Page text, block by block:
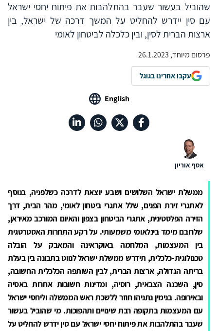
שהוביל בעשור שעבר בהתלהבות את פיתוח יחסי ישראל
עם סין יידרש להחליט על המשך דרכה של ישראל, בין
ארצות הברית לסין, ובין כלכלה לביטחון לאומי
פרסום מיוחד, 26.1.2023
עקבו אחרינו בגוגל
English
אסף אוריון
ממשלת ישראל השלושים ושבע יוצאת לדרכה כשלפניה, בנוסף
לאתגרי זירת הפנים, שלל אתגרי ביטחון לאומי, מהר הבית, דרך
הזירה הפלסטינית, אתגרי הביטחון בצפון והאיום המורכב מאיראן,
שלרובם מימד בינלאומי משמעותי. על רקע התחרות האסטרטגית
בין המעצמות, המלחמה באוקראינה והמאבק על הובלה
טכנולוגית-כלכלית, תידרש ממשלת ישראל לנווט בתבונה בין בעלת
בריתה הגדולה, ארצות הברית, לבין השותפה הכלכלית החשובה,
סין, השכנה הצבאית, רוסיה, ומדינות חשובות אחרות באסיה
ובאירופה. בנימין נתניהו חוזר ללשכת ראש הממשלה וליחסי ישראל
עם המעצמות בתקופה רבת שינויים ותהפוכות. מי שהוביל בעשור
שעבר בהתלהבות את פיתוח יחסי ישראל עם סין ידרש להחליט על